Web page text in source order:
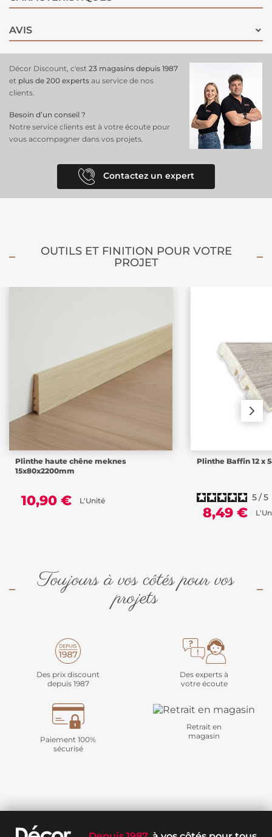
revêtement de sol.
AVIS
Décor Discount, c'est 23 magasins depuis 1987
et plus de 200 experts au service de nos
clients.
Besoin d’un conseil ?
Notre service clients est à votre écoute pour
vous accompagner dans vos projets.
Contactez un expert
OUTILS ET FINITION POUR VOTRE
PROJET
Plinthe haute chêne meknes
15x80x2200mm
10,90 € L'Unité
Plinthe Baffin 12 x
5/5
8,49 €
Toujours à vos côtés pour vos
projets
Des prix discount
depuis 1987
Des experts à
votre écoute
Paiement 100%
sécurisé
Retrait en
magasin